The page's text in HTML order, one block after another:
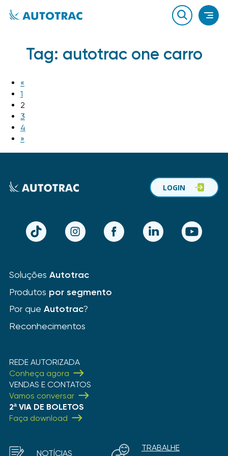
Tag: autotrac one carro
«
1
2
3
4
»
TikTok Instagram Facebook LinkedIn YouTube
LOGIN
Soluções Autotrac
Produtos por segmento
Por que Autotrac?
Reconhecimentos
REDE AUTORIZADA
Conheça agora
VENDAS E CONTATOS
Vamos conversar
2ª VIA DE BOLETOS
Faça download
NOTÍCIAS
TRABALHE